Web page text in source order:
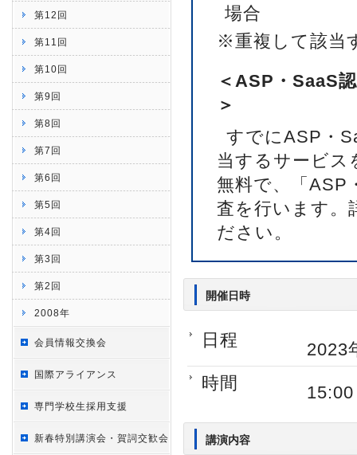
第12回
第11回
第10回
第9回
第8回
第7回
第6回
第5回
第4回
第3回
第2回
2008年
会員情報交換会
国際アライアンス
専門学校生採用支援
新春特別講演会・賀詞交歓会
場合
※重複して該当
＜ASP・SaaS
＞
すでにASP・
当するサービス
無料で、「ASP
査を行います。
ださい。
開催日時
日程
2023
時間
講演内容